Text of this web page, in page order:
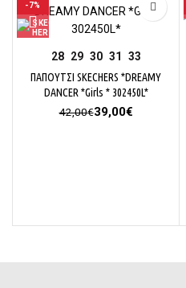
-7%
28 29 30 31
33
ΠΑΠΟΥΤΣΙ SKECHERS *DREAMY
DANCER *Girls * 302450L*
42,00€Original
39,00€Η